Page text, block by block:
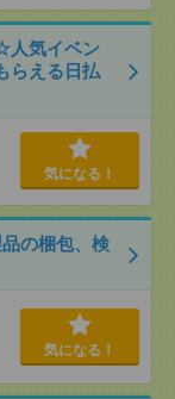
人気イベン
らえる日払
気になる！
の梱包、検
気になる！